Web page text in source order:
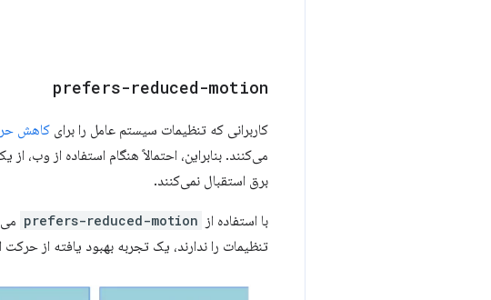
prefers-reduced-motion
کاربرانی که تنظیمات سیستم عامل را برای کاهش
می‌کنند. بنابراین، احتمالاً هنگام استفاده از
برق استقبال نمی‌کنند.
با استفاده از prefers-reduced-motion
تنظیمات را ندارند، یک تجربه بهبود یافته از حرکت